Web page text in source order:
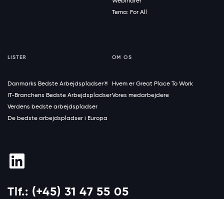
Tema: For All
LISTER
Danmarks Bedste Arbejdspladser®
IT-Branchens Bedste Arbejdspladser
Verdens bedste arbejdspladser
De bedste arbejdspladser i Europa
OM OS
Hvem er Great Place To Work
Vores medarbejdere
Tlf.: (+45) 31 47 55 05